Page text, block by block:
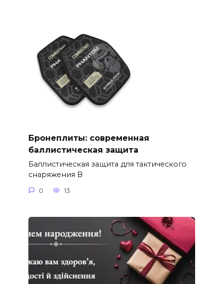
Бронеплиты: современная
баллистическая защита
Баллистическая защита для тактического
снаряжения В
0 13